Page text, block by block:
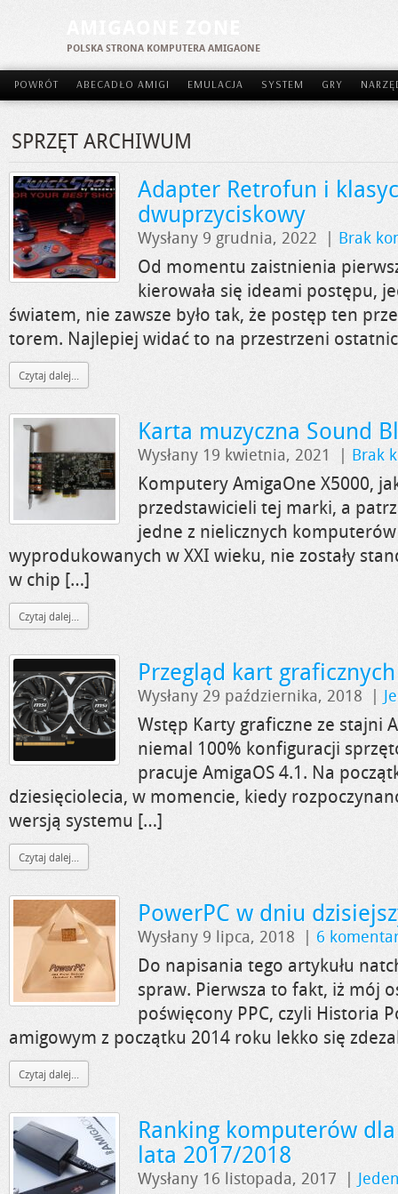
POLSKA STRONA KOMPUTERA AMIGAONE
POWRÓT ABECADŁO AMIGI EMULACJA SYSTEM GRY
SPRZĘT ARCHIWUM
Adapter Retrofun i
dwuprzyciskowy
Wysłany 9 grudnia, 2022 | Brak
Od momentu zaistnienia
kierowała się ideami postępu,
światem, nie zawsze było tak, że postęp ten
torem. Najlepiej widać to na przestrzeni
Czytaj dalej...
Karta muzyczna Sound
Wysłany 19 kwietnia, 2021 | Brak
Komputery AmigaOne X5000,
przedstawicieli tej marki, a
jedne z nielicznych
wyprodukowanych w XXI wieku, nie zostały
w chip […]
Czytaj dalej...
Przegląd kart
Wysłany 29 października, 2018 |
Wstęp Karty graficzne ze stajni
niemal 100% konfiguracji
pracuje AmigaOS 4.1. Na
dziesięciolecia, w momencie, kiedy
wersją systemu […]
Czytaj dalej...
PowerPC w dniu
Wysłany 9 lipca, 2018 | 6
Do napisania tego artykułu
spraw. Pierwsza to fakt, iż mój
poświęcony PPC, czyli Historia
amigowym z początku 2014 roku lekko się
Czytaj dalej...
Ranking komputerów
lata 2017/2018
Wysłany 16 listopada, 2017 |